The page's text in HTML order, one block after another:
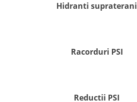
Hidranti supraterani
Racorduri PSI
Reductii PSI